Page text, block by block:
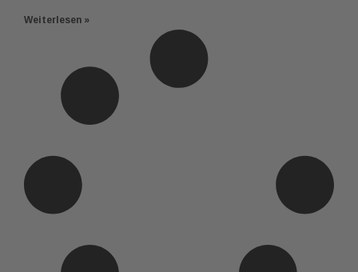
Weiterlesen »